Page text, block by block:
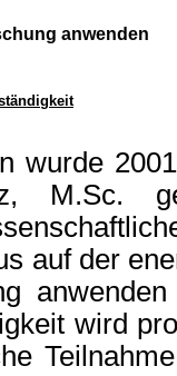
anwenden
wurde
M.Sc.
auf der
wird